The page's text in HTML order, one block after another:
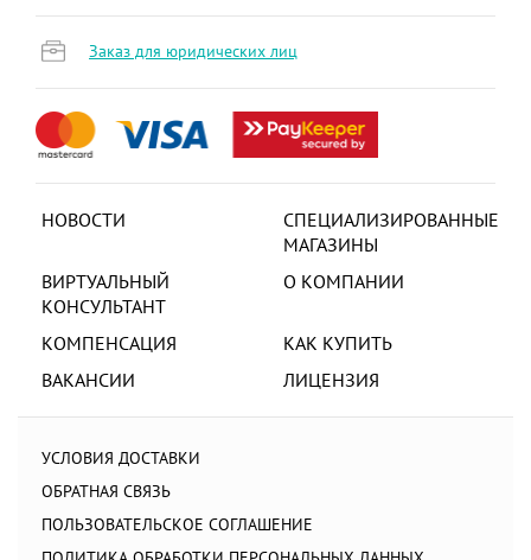
НОВОСТИ
СПЕЦИАЛИЗИРОВАННЫЕ
МАГАЗИНЫ
ВИРТУАЛЬНЫЙ
КОНСУЛЬТАНТ
О КОМПАНИИ
КОМПЕНСАЦИЯ
КАК КУПИТЬ
ВАКАНСИИ
ЛИЦЕНЗИЯ
УСЛОВИЯ ДОСТАВКИ
ОБРАТНАЯ СВЯЗЬ
ПОЛЬЗОВАТЕЛЬСКОЕ СОГЛАШЕНИЕ
Заказ для юридических лиц